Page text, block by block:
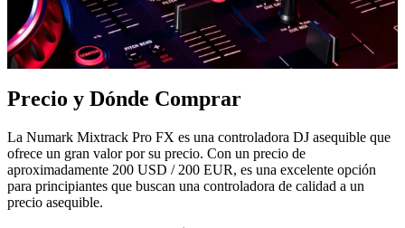
Precio y Dónde Comprar
La Numark Mixtrack Pro FX es una controladora DJ asequible que
ofrece un gran valor por su precio. Con un precio de
aproximadamente 200 USD / 200 EUR, es una excelente opción
para principiantes que buscan una controladora de calidad a un
precio asequible.